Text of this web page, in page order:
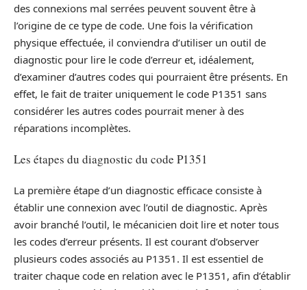
des connexions mal serrées peuvent souvent être à
l’origine de ce type de code. Une fois la vérification
physique effectuée, il conviendra d’utiliser un outil de
diagnostic pour lire le code d’erreur et, idéalement,
d’examiner d’autres codes qui pourraient être présents. En
effet, le fait de traiter uniquement le code P1351 sans
considérer les autres codes pourrait mener à des
réparations incomplètes.
Les étapes du diagnostic du code P1351
La première étape d’un diagnostic efficace consiste à
établir une connexion avec l’outil de diagnostic. Après
avoir branché l’outil, le mécanicien doit lire et noter tous
les codes d’erreur présents. Il est courant d’observer
plusieurs codes associés au P1351. Il est essentiel de
traiter chaque code en relation avec le P1351, afin d’établir